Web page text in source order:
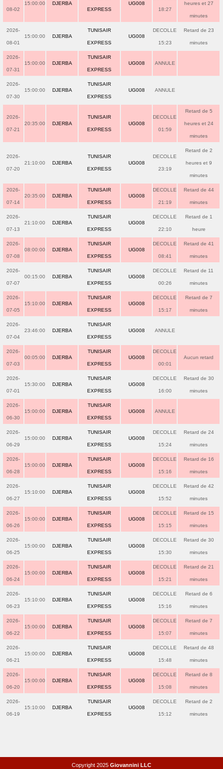
08-02
15:00:00 DJERBA
EXPRESS
UG008
18:27
heures et 27
minutes
2026-
08-01
15:00:00 DJERBA
TUNISAIR
EXPRESS
UG008
DECOLLE
15:23
Retard de 23
minutes
2026-
07-31
15:00:00 DJERBA
TUNISAIR
EXPRESS
UG008 ANNULE
2026-
07-30
15:00:00 DJERBA
TUNISAIR
EXPRESS
UG008 ANNULE
2026-
07-21
20:35:00 DJERBA
TUNISAIR
EXPRESS
UG008
DECOLLE
01:59
Retard de 5
heures et 24
minutes
2026-
07-20
21:10:00 DJERBA
TUNISAIR
EXPRESS
UG008
DECOLLE
23:19
Retard de 2
heures et 9
minutes
2026-
07-14
20:35:00 DJERBA
TUNISAIR
EXPRESS
UG008
DECOLLE
21:19
Retard de 44
minutes
2026-
07-13
21:10:00 DJERBA
TUNISAIR
EXPRESS
UG008
DECOLLE
22:10
Retard de 1
heure
2026-
07-08
08:00:00 DJERBA
TUNISAIR
EXPRESS
UG008
DECOLLE
08:41
Retard de 41
minutes
2026-
07-07
00:15:00 DJERBA
TUNISAIR
EXPRESS
UG008
DECOLLE
00:26
Retard de 11
minutes
2026-
07-05
15:10:00 DJERBA
TUNISAIR
EXPRESS
UG008
DECOLLE
15:17
Retard de 7
minutes
2026-
07-04
23:46:00 DJERBA
TUNISAIR
EXPRESS
UG008 ANNULE
2026-
07-03
00:05:00 DJERBA
TUNISAIR
EXPRESS
UG008
DECOLLE
00:01
Aucun retard
2026-
07-01
15:30:00 DJERBA
TUNISAIR
EXPRESS
UG008
DECOLLE
16:00
Retard de 30
minutes
2026-
06-30
15:00:00 DJERBA
TUNISAIR
EXPRESS
UG008 ANNULE
2026-
06-29
15:00:00 DJERBA
TUNISAIR
EXPRESS
UG008
DECOLLE
15:24
Retard de 24
minutes
2026-
06-28
15:00:00 DJERBA
TUNISAIR
EXPRESS
UG008
DECOLLE
15:16
Retard de 16
minutes
2026-
06-27
15:10:00 DJERBA
TUNISAIR
EXPRESS
UG008
DECOLLE
15:52
Retard de 42
minutes
2026-
06-26
15:00:00 DJERBA
TUNISAIR
EXPRESS
UG008
DECOLLE
15:15
Retard de 15
minutes
2026-
06-25
15:00:00 DJERBA
TUNISAIR
EXPRESS
UG008
DECOLLE
15:30
Retard de 30
minutes
2026-
06-24
15:00:00 DJERBA
TUNISAIR
EXPRESS
UG008
DECOLLE
15:21
Retard de 21
minutes
2026-
06-23
15:10:00 DJERBA
TUNISAIR
EXPRESS
UG008
DECOLLE
15:16
Retard de 6
minutes
2026-
06-22
15:00:00 DJERBA
TUNISAIR
EXPRESS
UG008
DECOLLE
15:07
Retard de 7
minutes
2026-
06-21
15:00:00 DJERBA
TUNISAIR
EXPRESS
UG008
DECOLLE
15:48
Retard de 48
minutes
2026-
06-20
15:00:00 DJERBA
TUNISAIR
EXPRESS
UG008
DECOLLE
15:08
Retard de 8
minutes
2026-
06-19
15:10:00 DJERBA
TUNISAIR
EXPRESS
UG008
DECOLLE
15:12
Retard de 2
minutes
Copyright 2025 Giovannini LLC